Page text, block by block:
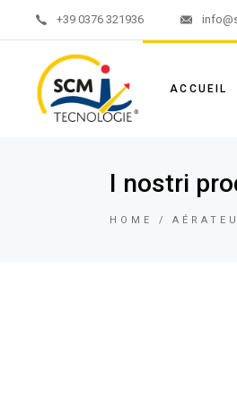
+39 0376 321936
ACCUEIL
I nostri
HOME